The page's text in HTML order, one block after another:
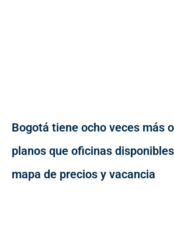
Bogotá tiene ocho veces más
planos que oficinas
mapa de precios y vacancia